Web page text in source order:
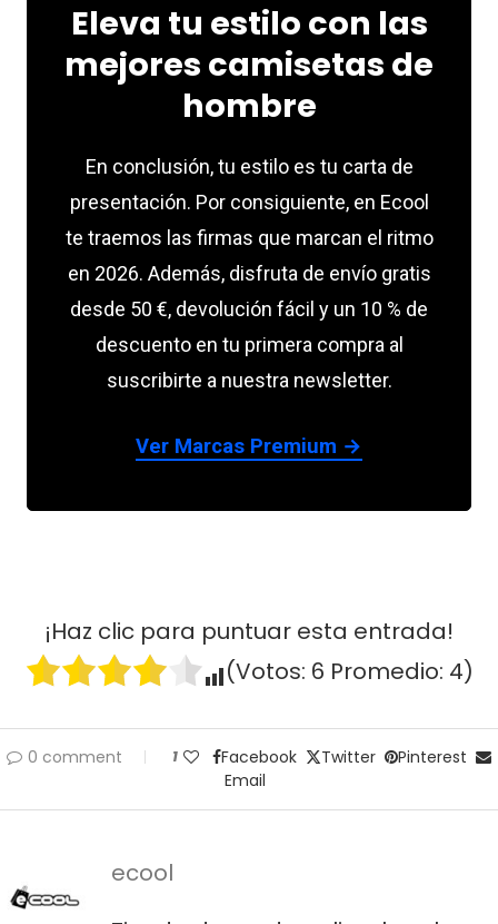
Eleva tu estilo con las
mejores camisetas de
hombre
En conclusión, tu estilo es tu carta de
presentación. Por consiguiente, en Ecool
te traemos las firmas que marcan el ritmo
en 2026. Además, disfruta de envío gratis
desde 50 €, devolución fácil y un 10 % de
descuento en tu primera compra al
suscribirte a nuestra newsletter.
Ver Marcas Premium →
¡Haz clic para puntuar esta entrada!
(Votos: 6 Promedio: 4)
0 comment 1 Facebook Twitter
Pinterest
Email
ecool